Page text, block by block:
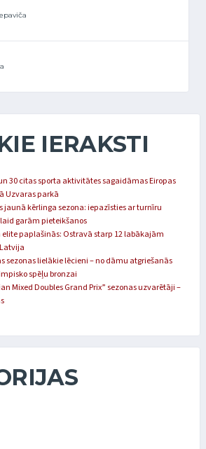
IERAKSTI
30 citas sporta aktivitātes sagaidāmas Eiropas
Uzvaras parkā
jaunā kērlinga sezona: iepazīsties ar turnīru
garām pieteikšanos
elite paplašinās: Ostravā starp 12 labākajām
sezonas lielākie lēcieni – no dāmu atgriešanās
spēļu bronzai
Mixed Doubles Grand Prix” sezonas uzvarētāji –